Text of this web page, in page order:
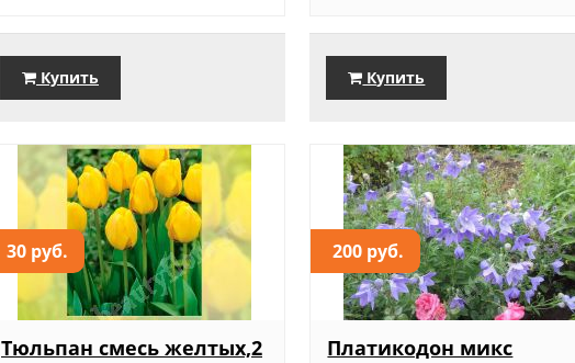
Купить Купить
30 руб.
Тюльпан смесь желтых,2
200 руб.
Платикодон микс